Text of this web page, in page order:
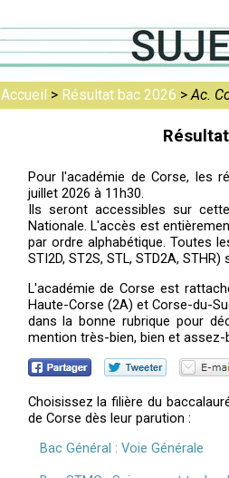
Accueil > Résultat bac 2026 >Ac.
Pour l'académie de Corse, les
juillet 2026 à 11h30.
Ils seront accessibles sur
Nationale. L'accès est
par ordre alphabétique. Toutes
STI2D, ST2S, STL, STD2A,
L'académie de Corse est
Haute-Corse (2A) et Corse-du-
dans la bonne rubrique pour
mention très-bien, bien et
Choisissez la filière du
de Corse dès leur parution :
Bac Général : Voie Générale